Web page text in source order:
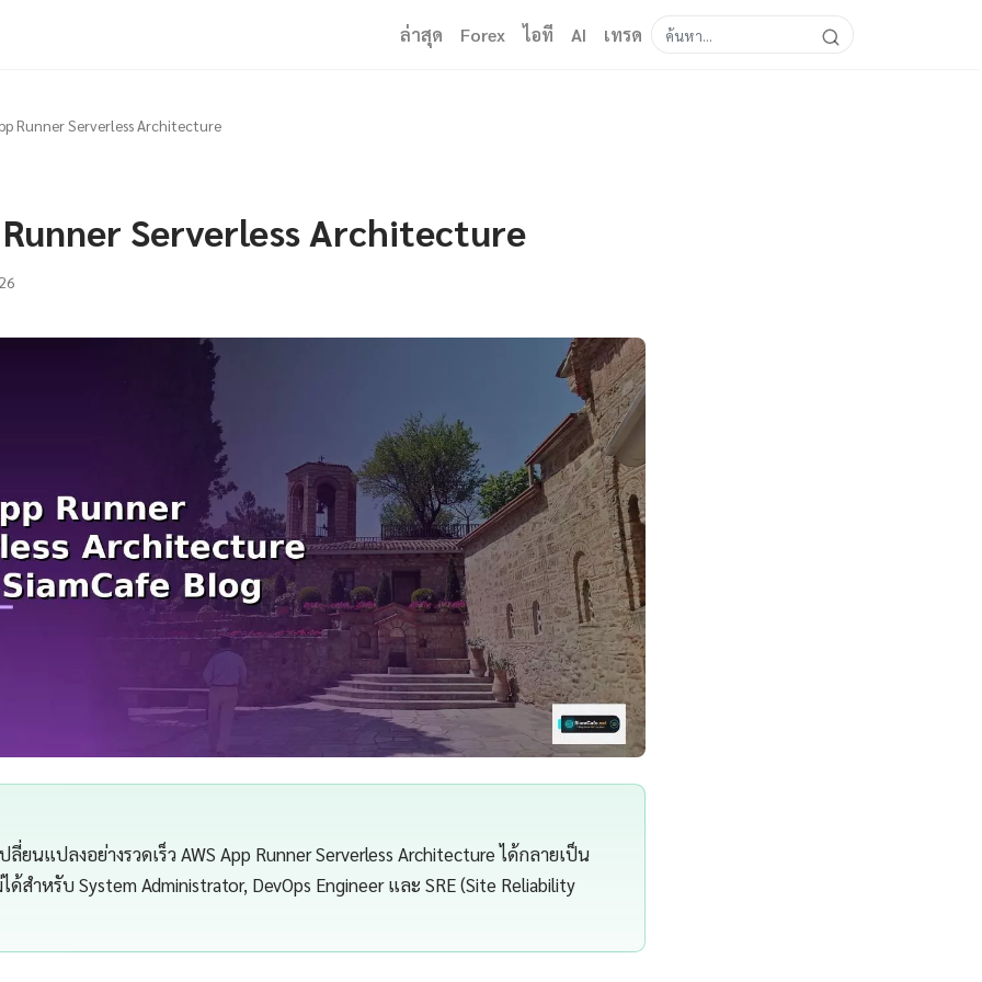
ล่าสุด Forex ไอที AI เทรด
Runner Serverless Architecture
Runner Serverless Architecture
ยนแปลงอย่างรวดเร็ว AWS App Runner Serverless Architecture ได้กลายเป็น
ด้สำหรับ System Administrator, DevOps Engineer และ SRE (Site Reliability